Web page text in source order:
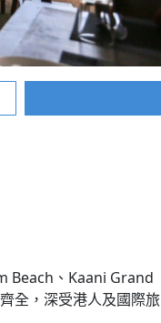
Beach、Kaani Grand
全，深受港人及國際旅